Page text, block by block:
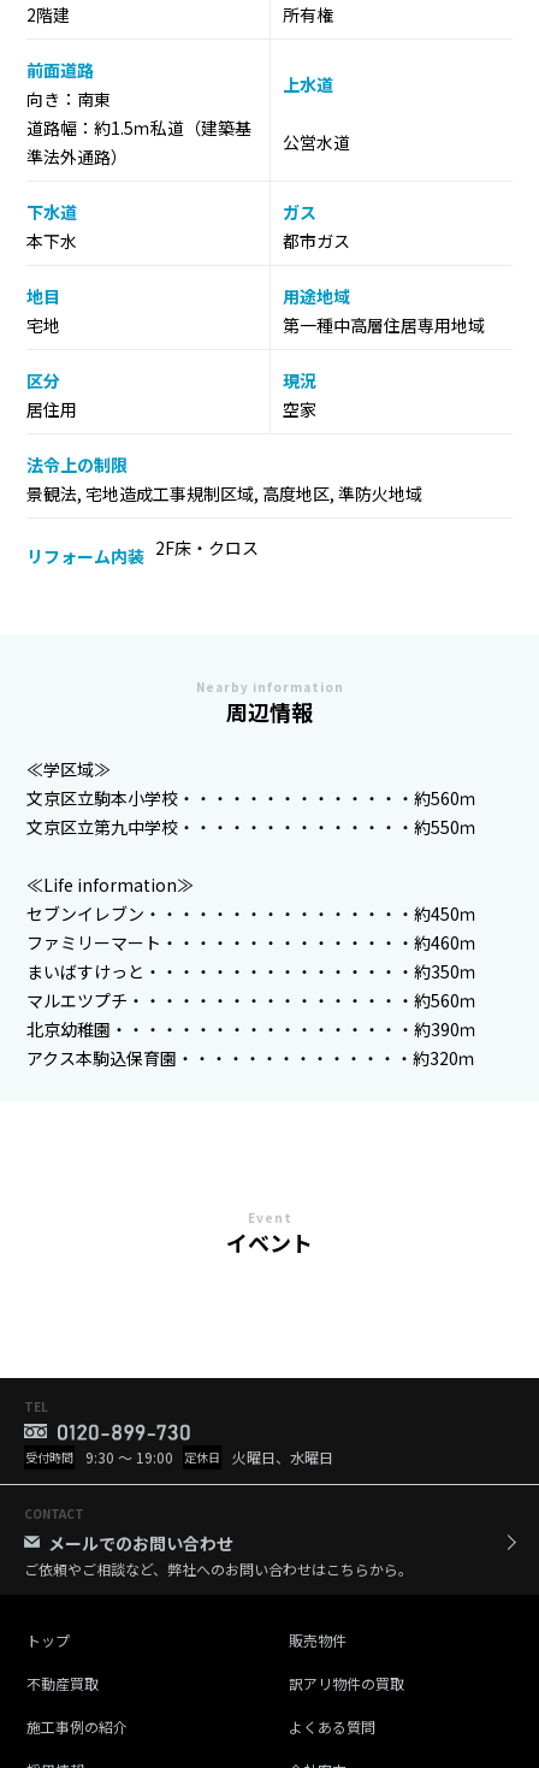
2階建
所有権
前面道路
向き：南東
道路幅：約1.5ｍ私道（建築基
準法外通路）
上水道
公営水道
下水道
本下水
ガス
都市ガス
地目
宅地
用途地域
第一種中高層住居専用地域
区分
居住用
現況
空家
法令上の制限
景観法, 宅地造成工事規制区域, 高度地区, 準防火地域
リフォーム内装 2F床・クロス
Nearby information
周辺情報
≪学区域≫
文京区立駒本小学校・・・・・・・・・・・・・・約560ｍ
文京区立第九中学校・・・・・・・・・・・・・・約550ｍ
≪Life information≫
セブンイレブン・・・・・・・・・・・・・・・・約450ｍ
ファミリーマート・・・・・・・・・・・・・・・約460ｍ
まいばすけっと・・・・・・・・・・・・・・・・約350ｍ
マルエツプチ・・・・・・・・・・・・・・・・・約560ｍ
北京幼稚園・・・・・・・・・・・・・・・・・・約390ｍ
アクス本駒込保育園・・・・・・・・・・・・・・約320ｍ
Event
イベント
TEL
受付時間 9:30 ～ 19:00 定休日 火曜日、水曜日
CONTACT
メールでのお問い合わせ
ご依頼やご相談など、弊社へのお問い合わせはこちらから。
トップ 販売物件
不動産買取 訳アリ物件の買取
施工事例の紹介 よくある質問